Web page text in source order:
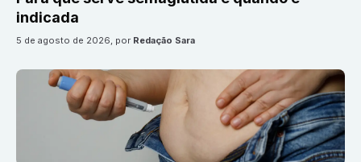
indicada
5 de agosto de 2026, por Redação Sara